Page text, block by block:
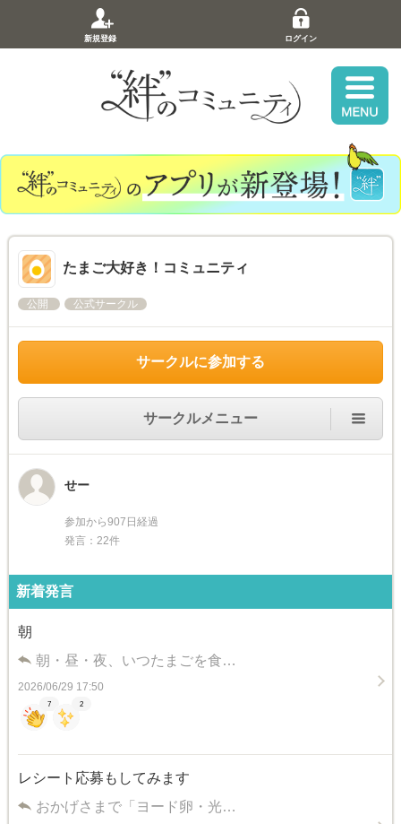
新規登録 ログイン
たまご大好き！コミュニティ
公開 公式サークル
サークルに参加する
サークルメニュー
せー
参加から907日経過
発言：22件
新着発言
朝
朝・昼・夜、いつたまごを食…
2026/06/29 17:50
7 2
レシート応募もしてみます
おかげさまで「ヨード卵・光…